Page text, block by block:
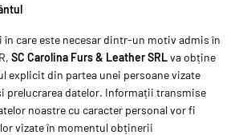
în care este necesar dintr-un motiv admis în
SC Carolina Furs & Leather SRLva obține
explicit din partea unei persoane vizate
prelucrarea datelor. Informații transmise
noastre cu caracter personal vor fi
vizate în momentul obținerii